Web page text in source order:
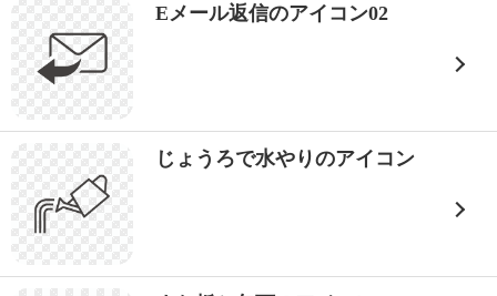
Eメール返信のアイコン02
じょうろで水やりのアイコン